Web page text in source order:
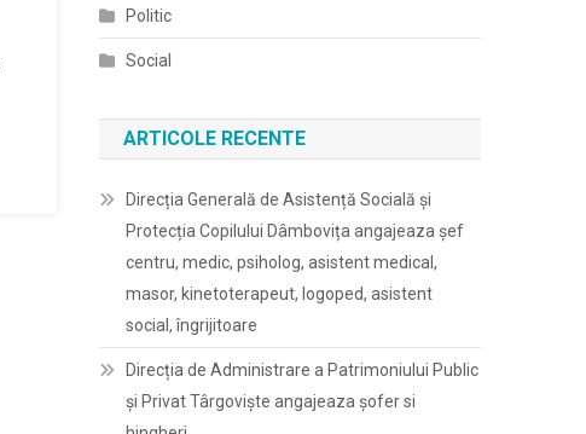
Politic
Social
ARTICOLE RECENTE
Direcția Generală de Asistență Socială și
Protecția Copilului Dâmbovița angajeaza șef
centru, medic, psiholog, asistent medical,
masor, kinetoterapeut, logoped, asistent
social, îngrijitoare
Direcția de Administrare a Patrimoniului Public
și Privat Târgoviște angajeaza șofer si